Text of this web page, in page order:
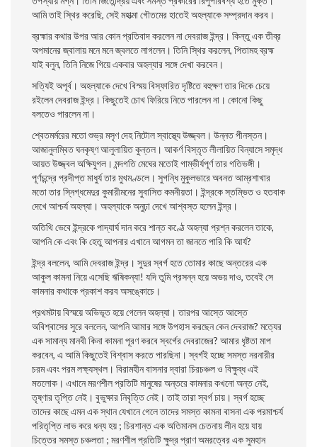
আমি তাই স্থির করেছি, সেই মহাত্মা গৌতমের হাতেই অহল্যাকে সম্প্রদান করব।
ব্রহ্মার কথার উপর আর কোন প্রতিবাদ করলেন না দেবরাজ ইন্দ্র। কিন্তু এক তীব্র
অপমানের জ্বালায় মনে মনে জ্বলতে লাগলেন। তিনি স্থির করলেন, পিতামহ ব্রহ্ম
যাই বলুন, তিনি নিজে গিয়ে একবার অহল্যার সঙ্গে দেখা করবেন।
সত্যিই অপূর্ব। অহল্যাকে দেখে বিস্ময় বিস্ফারিত দৃষ্টিতে বহুক্ষণ তার দিকে চেয়ে
রইলেন দেবরাজ ইন্দ্র। কিছুতেই চোখ ফিরিয়ে নিতে পারলেন না। কোনাে কিছু
বলতেও পারলেন না।
শ্বেতমর্মরের মতাে শুভ্র মসৃণ দেহ নিটোল স্বাস্থ্যে উজ্জ্বল। উন্নত পীনস্তন।
আজানুলম্বিতঘনকৃষ্ণ আলুলায়িত কুন্তল। আকর্ণ বিস্তৃত লীলায়িত বিন্যাসে সমৃদ্ধ
আয়ত উজ্জ্বল অক্ষিযুগল। মন্দগতি মেঘের মতােই গাম্ভীর্যপূর্ণ তার গতিভঙ্গী।
পূর্ণচন্দ্রে প্রদীপ্ত মাধুর্য তার মুখমণ্ডলে। সুগন্ধি মুকুলভারে অবনত আম্রশাখার
মতাে তার স্নিগ্ধমেদুর কুমারীমনের সুবাসিত কমনীয়তা। ইন্দ্রকে স্তম্ভিত ও হতবাক
দেখে আশ্চর্য অহল্যা। অহল্যাকে অনুঢ়া দেখে আশ্বস্ত হলেন ইন্দ্র।
অতিথি ভেবে ইন্দ্রকে পাদ্যার্ঘ দান করে শান্ত কণ্ঠে অহল্যা প্রশ্ন করলেন তাকে,
আপনি কে এবং কি হেতু আপনার এখানে আগমন তা জানতে পারি কি আর্য?
ইন্দ্র বললেন, আমি দেবরাজ ইন্দ্র। সুদুর স্বর্গ হতে তােমার কাছে অন্তরের এক
আকুল কামনা নিয়ে এসেছি ঋষিকন্যা! যদি তুমি প্রসন্ন হয়ে অভয় দাও, তবেই সে
কামনার কথাকে প্রকাশ করব অসঙ্কোচে।
প্রথমটায় বিস্ময়ে অভিভূত হয়ে গেলেন অহল্যা। তারপর আস্তে আস্তে
অবিশ্বাসের সুরে বললেন, আপনি আমার সঙ্গে উপহাস করছেন কেন দেবরাজ? মত্যের
এক সামান্য মানবী কিনা কামনা পূরণ করবে স্বর্গের দেবরাজের? আমার ধৃষ্টতা মাপ
করবেন, এ আমি কিছুতেই বিশ্বাস করতে পারছিনা। স্বৰ্গই হচ্ছে সমস্ত নরনারীর
চরম এবং পরম লক্ষ্যস্থল। বিরামহীন বাসনার দ্বারা চিরচঞ্চল ও বিক্ষুব্ধ এই
মতলােক। এখানে মরণশীল প্রতিটি মানুষের অন্তরে কামনার কখনাে অন্ত নেই,
তৃষ্ণার তৃপ্তি নেই। বুভুক্ষার নিবৃত্তি নেই। তাই তারা স্বর্গ চায়। স্বর্গ হচ্ছে
তাদের কাছে এমন এক স্থান যেখানে গেলে তাদের সমস্ত কামনা বাসনা এক পরমাশ্চর্য
পরিতৃপ্তি লাভ করে ধন্য হয় ; চিরশান্ত এক অতিমানস চেতনায় লীন হয়ে যায়
চিত্তের সমস্ত চঞ্চলতা ; মরণশীল প্রতিটি ক্ষুদ্র প্রাণ অমরত্বের এক সুমহান